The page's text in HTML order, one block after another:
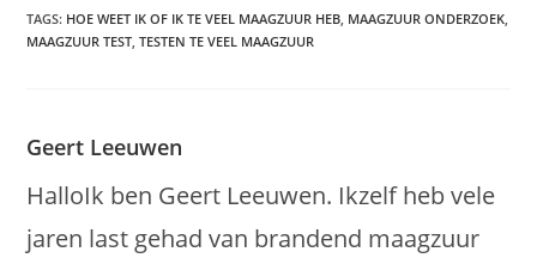
TAGS: HOE WEET IK OF IK TE VEEL MAAGZUUR HEB MAAGZUUR ONDERZOEK
MAAGZUUR TEST TESTEN TE VEEL MAAGZUUR
Geert Leeuwen
HalloIk ben Geert Leeuwen. Ikzelf heb vele
jaren last gehad van brandend maagzuur